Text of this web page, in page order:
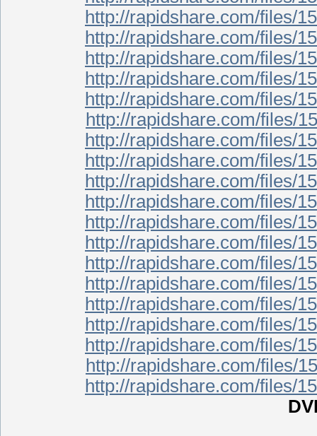
http://rapidshare.com/files/
http://rapidshare.com/files/
http://rapidshare.com/files/
http://rapidshare.com/files/
http://rapidshare.com/files/
http://rapidshare.com/files/
http://rapidshare.com/files/
http://rapidshare.com/files/
http://rapidshare.com/files/
http://rapidshare.com/files/
http://rapidshare.com/files/
http://rapidshare.com/files/
http://rapidshare.com/files/
http://rapidshare.com/files/
http://rapidshare.com/files/
http://rapidshare.com/files/
http://rapidshare.com/files/
http://rapidshare.com/files/
http://rapidshare.com/files/